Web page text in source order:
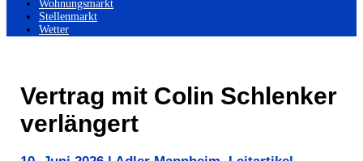
Wohnungsmarkt
Stellenmarkt
Wetter
Vertrag mit Colin Schlenker
verlängert